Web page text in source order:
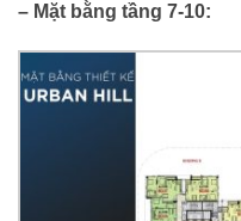
– Mặt bằng tầng 7-10: